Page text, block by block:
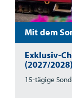
Exklusiv-
(2027/2028)
15-tägige